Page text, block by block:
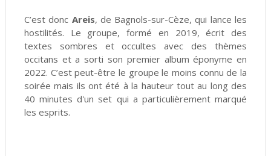
C’est donc Areis, de Bagnols-sur-Cèze, qui lance les
hostilités. Le groupe, formé en 2019, écrit des
textes sombres et occultes avec des thèmes
occitans et a sorti son premier album éponyme en
2022. C’est peut-être le groupe le moins connu de la
soirée mais ils ont été à la hauteur tout au long des
40 minutes d'un set qui a particulièrement marqué
les esprits.